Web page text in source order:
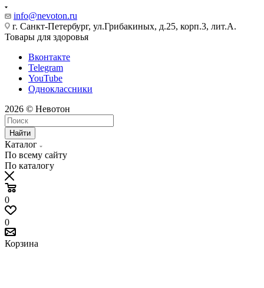
info@nevoton.ru
г. Санкт-Петербург, ул.Грибакиных, д.25, корп.3, лит.А.
Товары для здоровья
Вконтакте
Telegram
YouTube
Одноклассники
2026 © Невотон
Найти
Каталог
По всему сайту
По каталогу
0
0
Корзина